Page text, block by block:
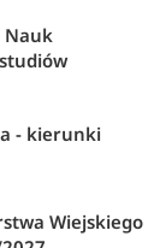
Nauk
- kierunki
Wiejskiego